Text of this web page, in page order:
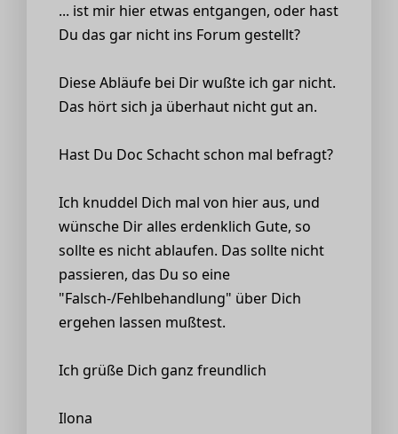
... ist mir hier etwas entgangen, oder hast
Du das gar nicht ins Forum gestellt?
Diese Abläufe bei Dir wußte ich gar nicht.
Das hört sich ja überhaut nicht gut an.
Hast Du Doc Schacht schon mal befragt?
Ich knuddel Dich mal von hier aus, und
wünsche Dir alles erdenklich Gute, so
sollte es nicht ablaufen. Das sollte nicht
passieren, das Du so eine
"Falsch-/Fehlbehandlung" über Dich
ergehen lassen mußtest.
Ich grüße Dich ganz freundlich
Ilona